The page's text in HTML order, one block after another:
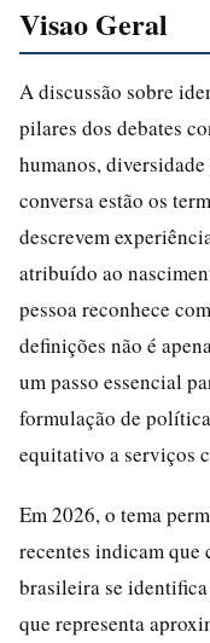
Visao Geral
A discussão sobre
pilares dos debates
humanos,
conversa estão os
descrevem
atribuído ao
pessoa reconhece
definições não é
um passo essencial
formulação de
equitativo a serviços
Em 2026, o tema
recentes indicam que
brasileira se
que representa